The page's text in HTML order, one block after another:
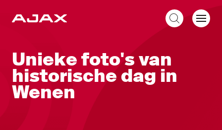
Unieke foto's van
historische dag in
Wenen